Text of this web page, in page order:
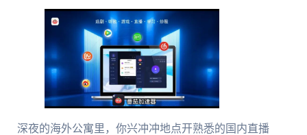
深夜的海外公寓里，你兴冲冲地点开熟悉的国内直播